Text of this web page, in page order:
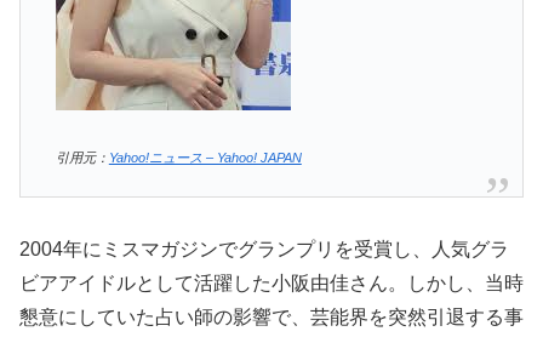
引用元： Yahoo!ニュース – Yahoo! JAPAN
2004年にミスマガジンでグランプリを受賞し、人気グラ
ビアアイドルとして活躍した小阪由佳さん。しかし、当時
懇意にしていた占い師の影響で、芸能界を突然引退する事